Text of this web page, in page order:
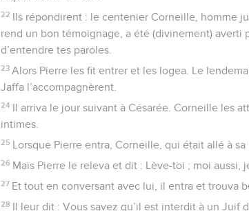
22 Ils répondirent : le centenier Corneille, homme
rend un bon témoignage, a été (divinement) averti
d’entendre tes paroles.
23 Alors Pierre les fit entrer et les logea. Le
Jaffa l’accompagnèrent.
24 Il arriva le jour suivant à Césarée. Corneille les
intimes.
25 Lorsque Pierre entra, Corneille, qui était allé à
26 Mais Pierre le releva et dit : Lève-toi ; moi aussi,
27 Et tout en conversant avec lui, il entra et trouva
28 Il leur dit : Vous savez qu’il est interdit à un Juif